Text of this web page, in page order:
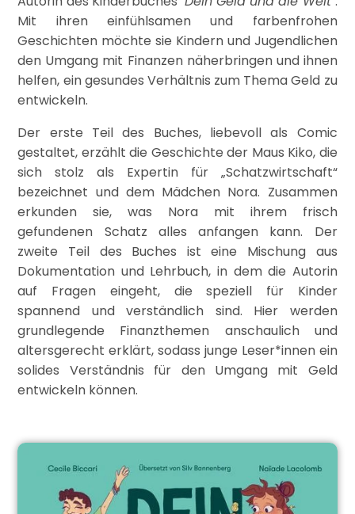
Mit ihren einfühlsamen und farbenfrohen
Geschichten möchte sie Kindern und Jugendlichen
den Umgang mit Finanzen näherbringen und ihnen
helfen, ein gesundes Verhältnis zum Thema Geld zu
entwickeln.
Der erste Teil des Buches, liebevoll als Comic
gestaltet, erzählt die Geschichte der Maus Kiko, die
sich stolz als Expertin für „Schatzwirtschaft“
bezeichnet und dem Mädchen Nora. Zusammen
erkunden sie, was Nora mit ihrem frisch
gefundenen Schatz alles anfangen kann. Der
zweite Teil des Buches ist eine Mischung aus
Dokumentation und Lehrbuch, in dem die Autorin
auf Fragen eingeht, die speziell für Kinder
spannend und verständlich sind. Hier werden
grundlegende Finanzthemen anschaulich und
altersgerecht erklärt, sodass junge Leser*innen ein
solides Verständnis für den Umgang mit Geld
entwickeln können.